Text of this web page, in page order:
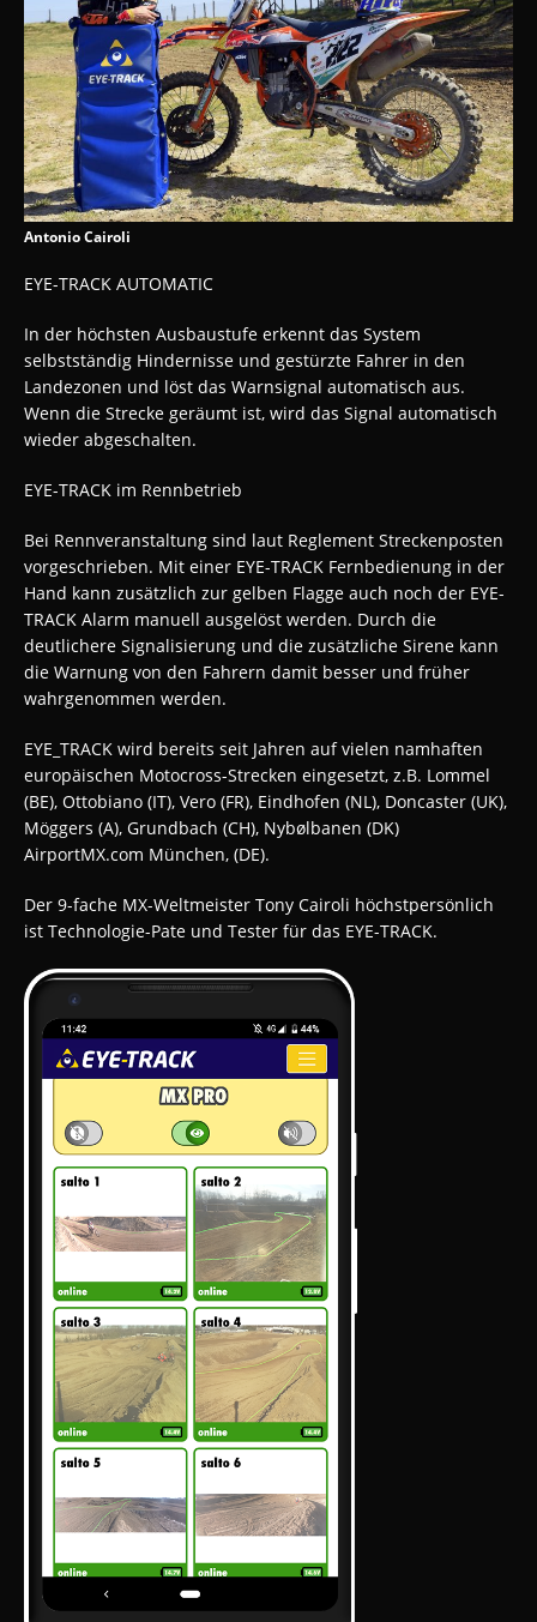
Antonio Cairoli
EYE-TRACK AUTOMATIC
In der höchsten Ausbaustufe erkennt das System
selbstständig Hindernisse und gestürzte Fahrer in den
Landezonen und löst das Warnsignal automatisch aus.
Wenn die Strecke geräumt ist, wird das Signal automatisch
wieder abgeschalten.
EYE-TRACK im Rennbetrieb
Bei Rennveranstaltung sind laut Reglement Streckenposten
vorgeschrieben. Mit einer EYE-TRACK Fernbedienung in der
Hand kann zusätzlich zur gelben Flagge auch noch der EYE-
TRACK Alarm manuell ausgelöst werden. Durch die
deutlichere Signalisierung und die zusätzliche Sirene kann
die Warnung von den Fahrern damit besser und früher
wahrgenommen werden.
EYE_TRACK wird bereits seit Jahren auf vielen namhaften
europäischen Motocross-Strecken eingesetzt, z.B. Lommel
(BE), Ottobiano (IT), Vero (FR), Eindhofen (NL), Doncaster (UK),
Möggers (A), Grundbach (CH), Nybølbanen (DK)
AirportMX.com München, (DE).
Der 9-fache MX-Weltmeister Tony Cairoli höchstpersönlich
ist Technologie-Pate und Tester für das EYE-TRACK.